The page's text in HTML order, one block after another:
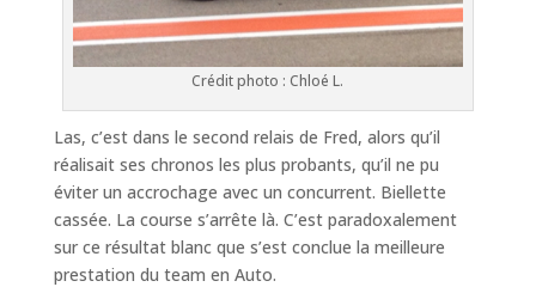
Crédit photo : Chloé L.
Las, c’est dans le second relais de Fred, alors qu’il
réalisait ses chronos les plus probants, qu’il ne pu
éviter un accrochage avec un concurrent. Biellette
cassée. La course s’arrête là. C’est paradoxalement
sur ce résultat blanc que s’est conclue la meilleure
prestation du team en Auto.